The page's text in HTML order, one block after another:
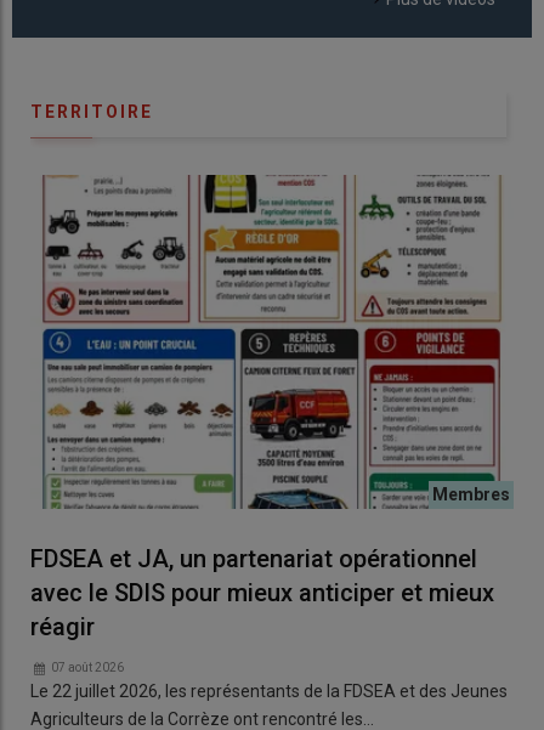
TERRITOIRE
FDSEA et JA, un partenariat opérationnel
avec le SDIS pour mieux anticiper et mieux
réagir
07 août 2026
Le 22 juillet 2026, les représentants de la FDSEA et des Jeunes
Agriculteurs de la Corrèze ont rencontré les…